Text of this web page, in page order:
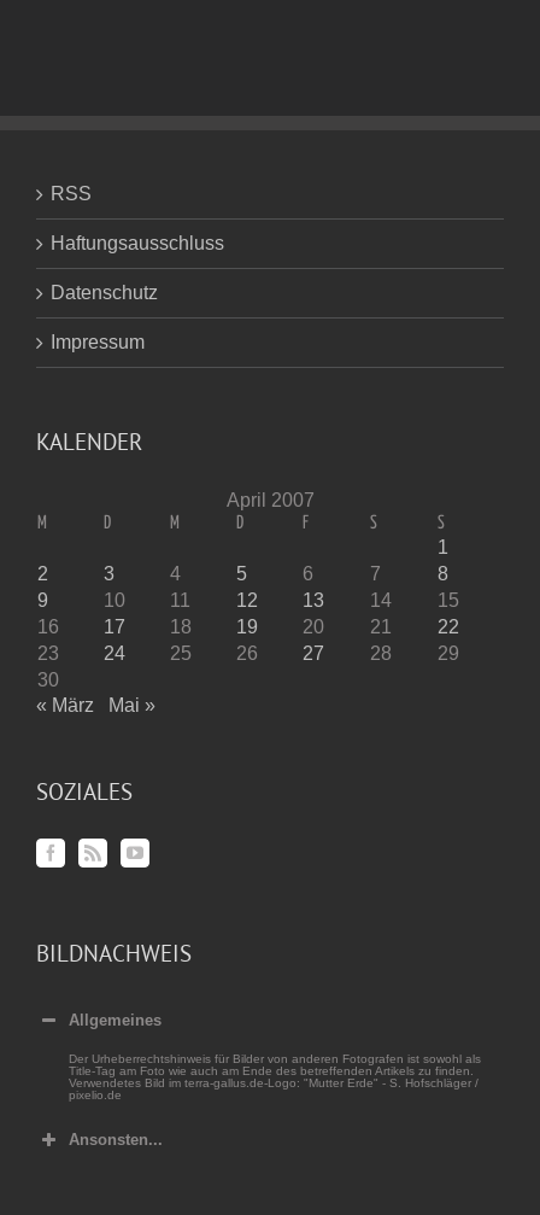
RSS
Haftungsausschluss
Datenschutz
Impressum
KALENDER
April 2007
M D M D F S S
1
2
3 4 5 6 7
8
9
10 11 12 13 14
15
16
17 18 19 20 21
22
23
24 25 26 27 28
29
30
« März
Mai »
SOZIALES
BILDNACHWEIS
Allgemeines
Der Urheberrechtshinweis für Bilder von anderen Fotografen ist sowohl als
Title-Tag am Foto wie auch am Ende des betreffenden Artikels zu finden.
Verwendetes Bild im terra-gallus.de-Logo: "Mutter Erde" - S. Hofschläger /
pixelio.de
Ansonsten...